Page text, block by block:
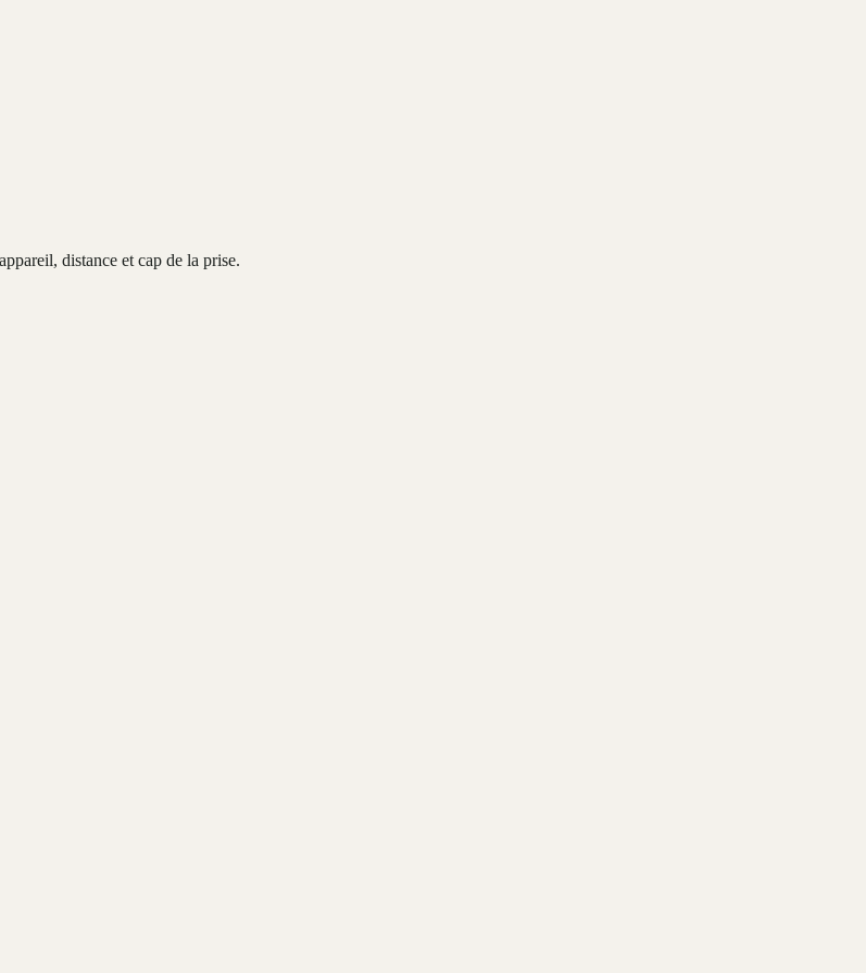
distance et cap de la prise.